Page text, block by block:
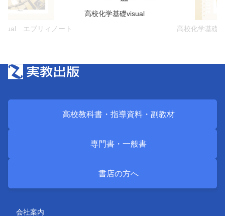
エブリィノート
高校化学基礎visual
高校化学基礎
高校教科書・ 指導資料・ 副教材
専門書・ 一般書
書店の方へ
会社案内